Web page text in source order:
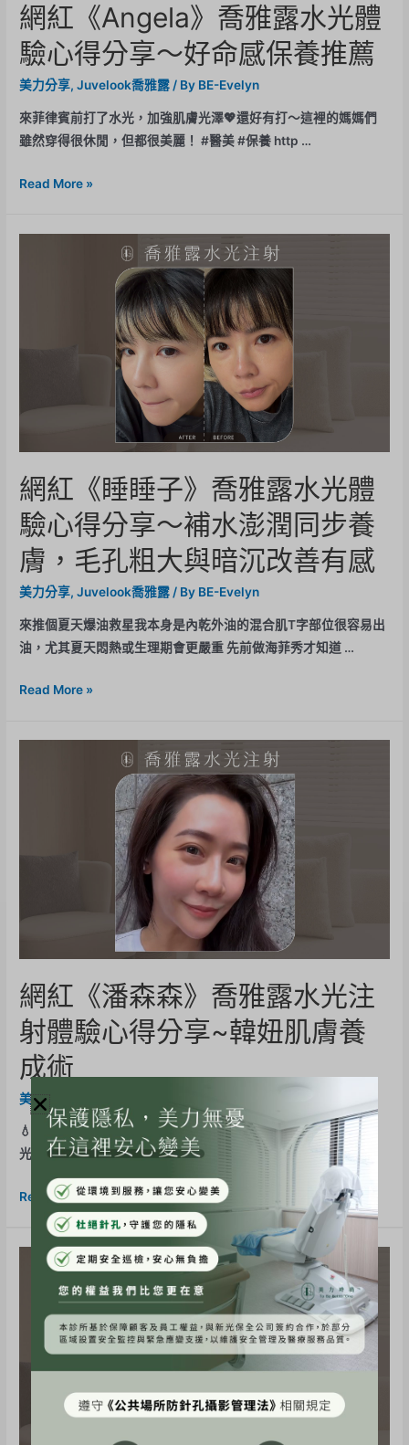
網紅《Angela》喬雅露水光體
驗心得分享～好命感保養推薦
美力分享,Juvelook喬雅露 / By BE-Evelyn
來菲律賓前打了水光，加強肌膚光澤💖還好有打～這裡的媽媽們
雖然穿得很休閒，但都很美麗！ #醫美 #保養 http …
Read More »
網紅《睡睡子》喬雅露水光體
驗心得分享～補水澎潤同步養
膚，毛孔粗大與暗沉改善有感
美力分享,Juvelook喬雅露 / By BE-Evelyn
來推個夏天爆油救星我本身是內乾外油的混合肌T字部位很容易出
油，尤其夏天悶熱或生理期會更嚴重 先前做海菲秀才知道 …
Read More »
網紅《潘森森》喬雅露水光注
射體驗心得分享~韓妞肌膚養
成術
美力分享
💧韓國女生為什麼皮膚都這麼好？因為她們都在定期打——水！
光！針！ 這次我做的是超人氣的👉 Juvelook喬雅 …
Read More »